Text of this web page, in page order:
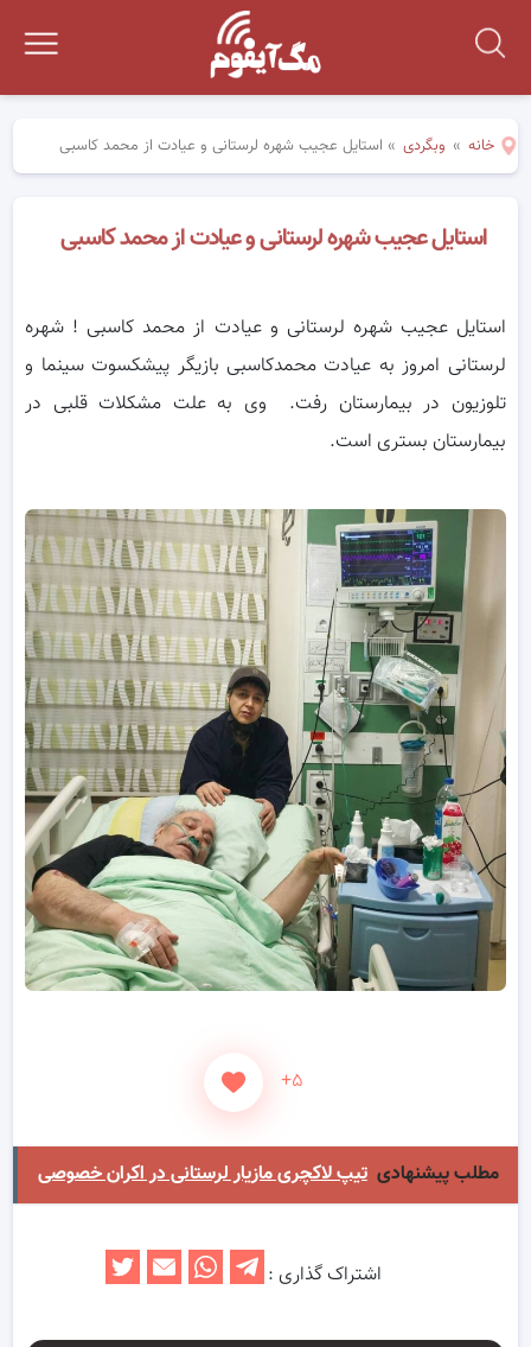
خانه » وبگردی » استایل عجیب شهره لرستانی و عیادت از محمد کاسبی
استایل عجیب شهره لرستانی و عیادت از محمد کاسبی
استایل عجیب شهره لرستانی و عیادت از محمد کاسبی ! شهره
لرستانی امروز به عیادت محمدکاسبی بازیگر پیشکسوت سینما و
تلوزیون در بیمارستان رفت. وی به علت مشکلات قلبی در
بیمارستان بستری است.
+۵
مطلب پیشنهادی تیپ لاکچری مازیار لرستانی در اکران خصوصی
اشتراک گذاری :